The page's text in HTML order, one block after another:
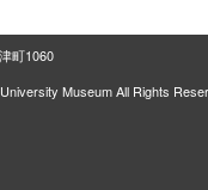
町1060
Museum All Rights